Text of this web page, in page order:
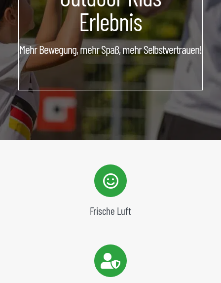
ÜBER UNS
Erlebnis
Mehr Bewegung, mehr Spaß, mehr Selbstvertrauen!
Frische Luft